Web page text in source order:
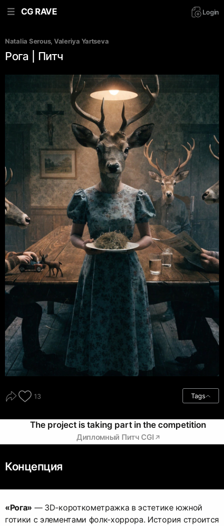
CG RAVE Login
Natalia Serous, Valeriya Yartseva
Рога | Питч
13 Tags
The project is taking part in the competition
Дипломный Питч CGI
Концепция
«Рога» — 3D-короткометражка в эстетике южной
готики с элементами фолк-хоррора. История строится